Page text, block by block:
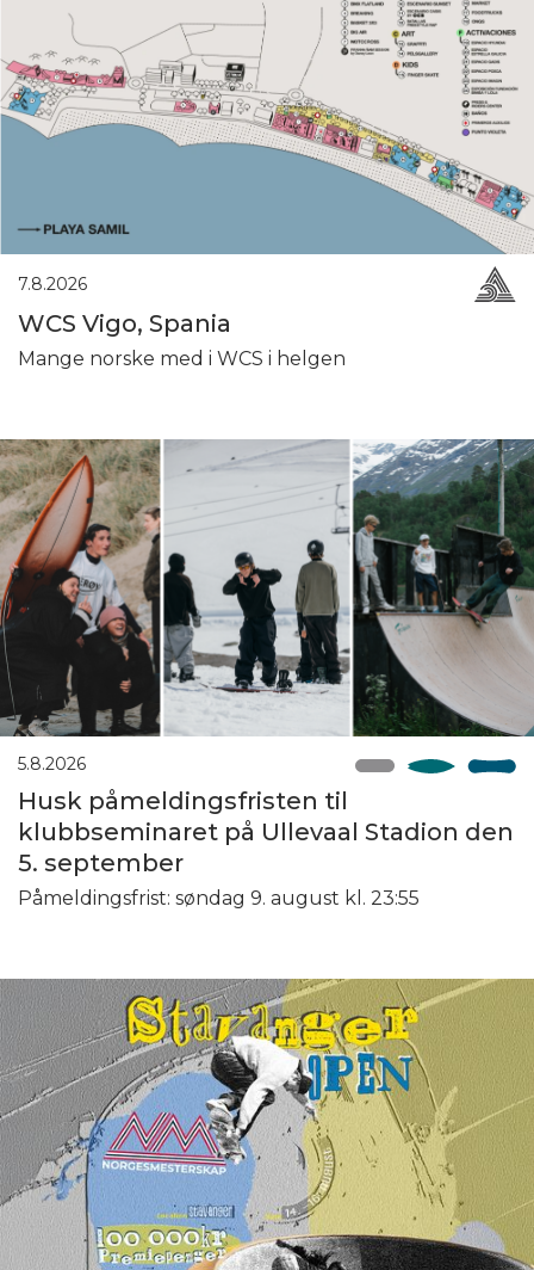
7.8.2026
WCS Vigo, Spania
Mange norske med i WCS i helgen
5.8.2026
Husk påmeldingsfristen til
klubbseminaret på Ullevaal Stadion den
5. september
Påmeldingsfrist: søndag 9. august kl. 23:55